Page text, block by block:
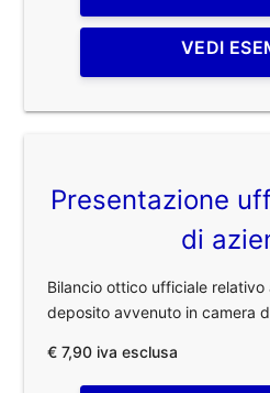
VEDI
Presentazione
di
Bilancio ottico ufficiale
deposito avvenuto in camera
€ 7,90 iva esclusa